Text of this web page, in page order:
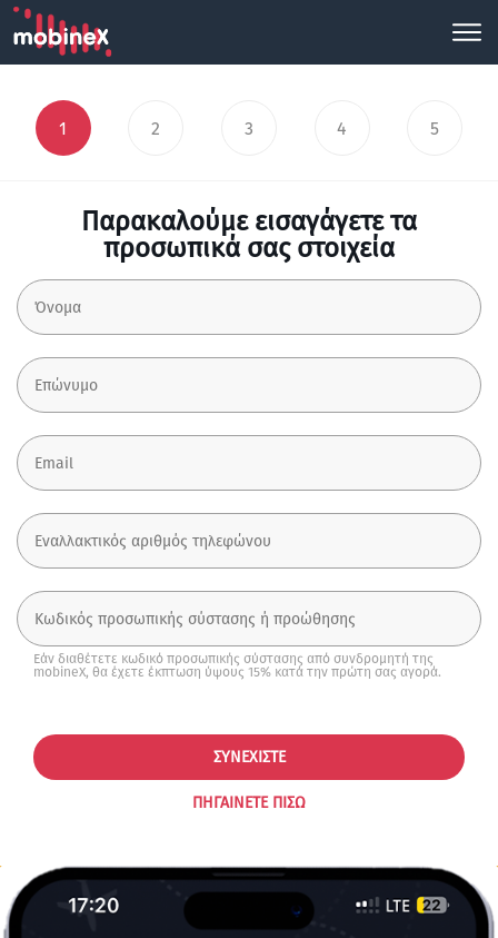
1 2 3 4 5
Παρακαλούμε εισαγάγετε τα
προσωπικά σας στοιχεία
Εάν διαθέτετε κωδικό προσωπικής σύστασης από συνδρομητή της
mobineX, θα έχετε έκπτωση ύψους 15% κατά την πρώτη σας αγορά.
ΠΗΓΑΊΝΕΤΕ ΠΊΣΩ
ΣΥΝΕΧΊΣΤΕ